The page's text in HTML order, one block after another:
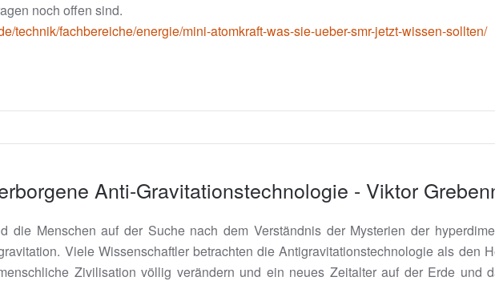
noch offen sind.
technik/fachbereiche/energie/mini-atomkraft-was-sie-ueber-smr-jetzt-wissen-sollten/
Anti-Gravitationstechnologie - Viktor
die Menschen auf der Suche nach dem Verständnis der Mysterien der
Viele Wissenschaftler betrachten die Antigravitationstechnologie als den
Zivilisation völlig verändern und ein neues Zeitalter auf der Erde und